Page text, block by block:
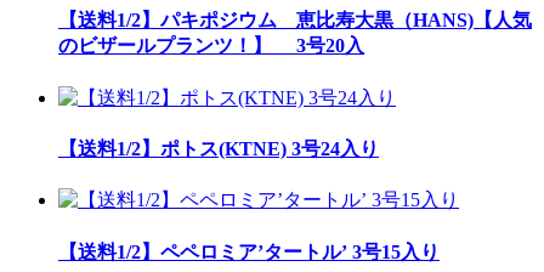
【送料1/2】パキポジウム 恵比寿大黒（HANS)【人気
のビザールプランツ！】 3号20入
【送料1/2】ポトス(KTNE) 3号24入り
【送料1/2】ペペロミア’タートル’ 3号15入り